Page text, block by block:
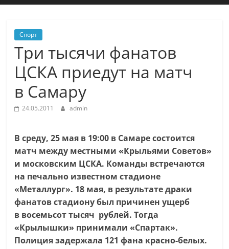
Ильдар Узбеков отметил крепкие
Спорт
Три тысячи фанатов
ЦСКА приедут на матч
в Самару
24.05.2011 admin
В среду, 25 мая в 19:00 в Самаре состоится
матч между местными «Крыльями Советов»
и московским ЦСКА. Команды встречаются
на печально известном стадионе
«Металлург». 18 мая, в результате драки
фанатов стадиону был причинен ущерб
в восемьсот тысяч рублей. Тогда
«Крылышки» принимали «Спартак».
Полиция задержала 121 фана красно-белых.